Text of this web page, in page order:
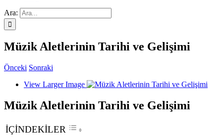
Ara:
Müzik Aletlerinin Tarihi ve Gelişimi
Önceki Sonraki
View Larger Image
Müzik Aletlerinin Tarihi ve Gelişimi
İÇİNDEKİLER